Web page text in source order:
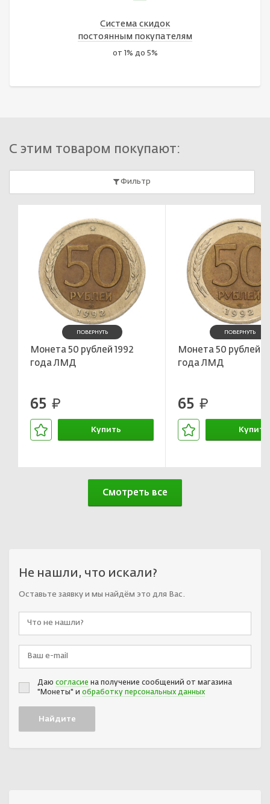
Система скидок
постоянным покупателям
от 1% до 5%
С этим товаром покупают:
Фильтр
ПОВЕРНУТЬ
Монета 50 рублей 1992
года ЛМД
65 руб.
Купить
ПОВЕРНУТЬ
Монета 50 рублей
года ЛМД
65 руб.
Купить
Смотреть все
Не нашли, что искали?
Оставьте заявку и мы найдём это для Вас.
Даю согласие на получение сообщений от магазина
"Монеты" и обработку персональных данных